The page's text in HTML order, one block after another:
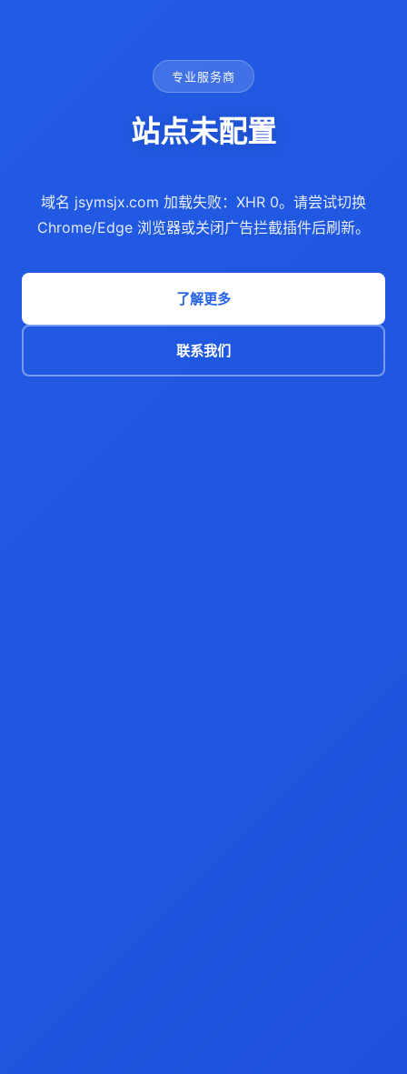
专业服务商
站点未配置
域名 jsymsjx.com 加载失败：XHR 0。请尝试切换
Chrome/Edge 浏览器或关闭广告拦截插件后刷新。
了解更多
联系我们